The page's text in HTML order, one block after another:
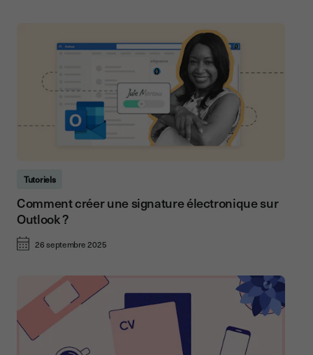
Tutoriels
Comment créer une signature électronique sur
Outlook ?
26 septembre 2025